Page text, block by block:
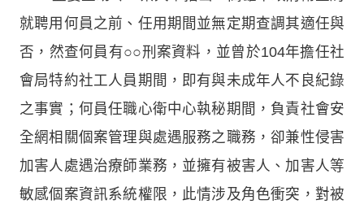
就聘用何員之前、任用期間並無定期查調其適任與
否，然查何員有○○刑案資料，並曾於104年擔任社
會局特約社工人員期間，即有與未成年人不良紀錄
之事實；何員任職心衛中心執秘期間，負責社會安
全網相關個案管理與處遇服務之職務，卻兼性侵害
加害人處遇治療師業務，並擁有被害人、加害人等
敏感個案資訊系統權限，此情涉及角色衝突，對被